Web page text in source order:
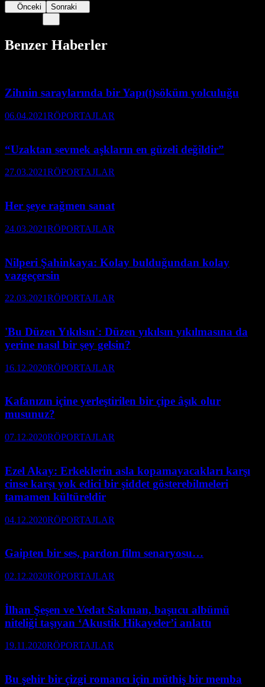
Önceki Sonraki
Benzer Haberler
Zihnin saraylarında bir Yapı(t)söküm yolculuğu
06.04.2021RÖPORTAJLAR
“Uzaktan sevmek aşkların en güzeli değildir”
27.03.2021RÖPORTAJLAR
Her şeye rağmen sanat
24.03.2021RÖPORTAJLAR
Nilperi Şahinkaya: Kolay bulduğundan kolay
vazgeçersin
22.03.2021RÖPORTAJLAR
'Bu Düzen Yıkılsın': Düzen yıkılsın yıkılmasına da
yerine nasıl bir şey gelsin?
16.12.2020RÖPORTAJLAR
Kafanızın içine yerleştirilen bir çipe âşık olur
musunuz?
07.12.2020RÖPORTAJLAR
Ezel Akay: Erkeklerin asla kopamayacakları karşı
cinse karşı yok edici bir şiddet gösterebilmeleri
tamamen kültüreldir
04.12.2020RÖPORTAJLAR
Gaipten bir ses, pardon film senaryosu…
02.12.2020RÖPORTAJLAR
İlhan Şeşen ve Vedat Sakman, başucu albümü
niteliği taşıyan ‘Akustik Hikayeler’i anlattı
19.11.2020RÖPORTAJLAR
Bu şehir bir çizgi romancı için müthiş bir memba